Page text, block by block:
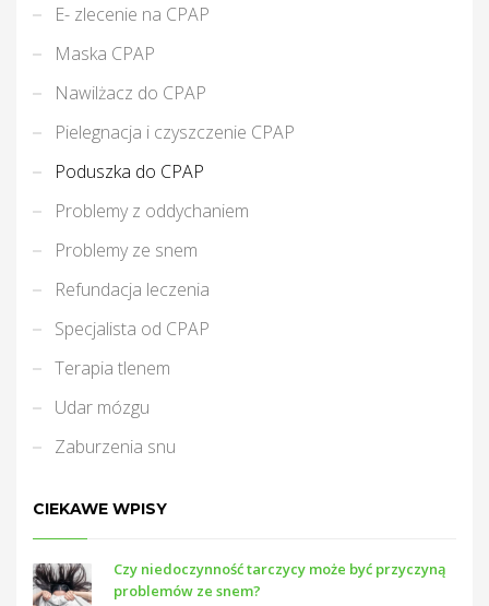
E- zlecenie na CPAP
Maska CPAP
Nawilżacz do CPAP
Pielegnacja i czyszczenie CPAP
Poduszka do CPAP
Problemy z oddychaniem
Problemy ze snem
Refundacja leczenia
Specjalista od CPAP
Terapia tlenem
Udar mózgu
Zaburzenia snu
CIEKAWE WPISY
Czy niedoczynność tarczycy może być przyczyną
problemów ze snem?